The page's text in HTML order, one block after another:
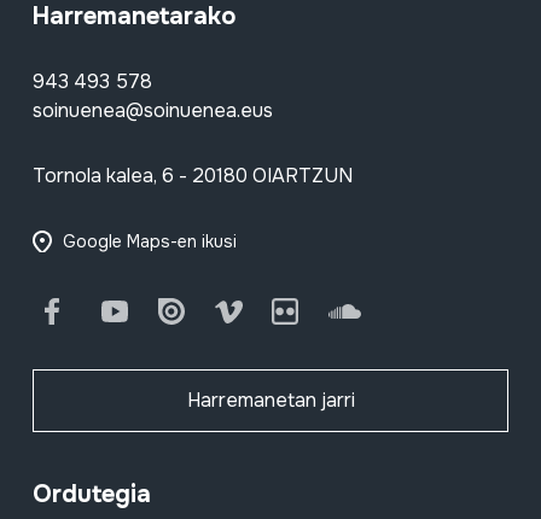
Harremanetarako
943 493 578
soinuenea@soinuenea.eus
Tornola kalea, 6 - 20180 OIARTZUN
Google Maps-en ikusi
FacebookYoutube Issuu Vimeo Flickr SoundCloud
Harremanetan jarri
Ordutegia